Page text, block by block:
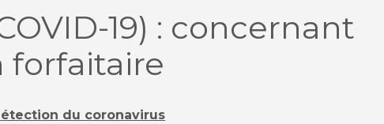
19) : concernant
forfaitaire
du coronavirus